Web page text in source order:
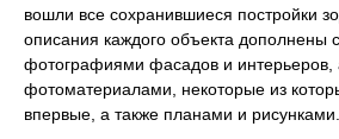
вошли все сохранившиеся постройки
описания каждого объекта дополнены
фотографиями фасадов и интерьеров,
фотоматериалами, некоторые из
впервые, а также планами и рисунками.